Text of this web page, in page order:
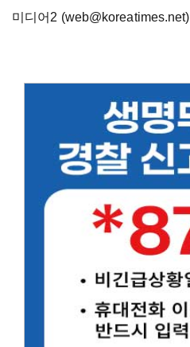
미디어2 (web@koreatimes.net)